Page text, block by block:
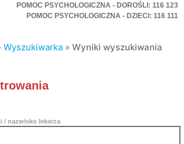
POMOC PSYCHOLOGICZNA - DOROŚLI: 116 123
POMOC PSYCHOLOGICZNA - DZIECI: 116 111
Wyszukiwarka »Wyniki wyszukiwania
/ nazwisko lekarza